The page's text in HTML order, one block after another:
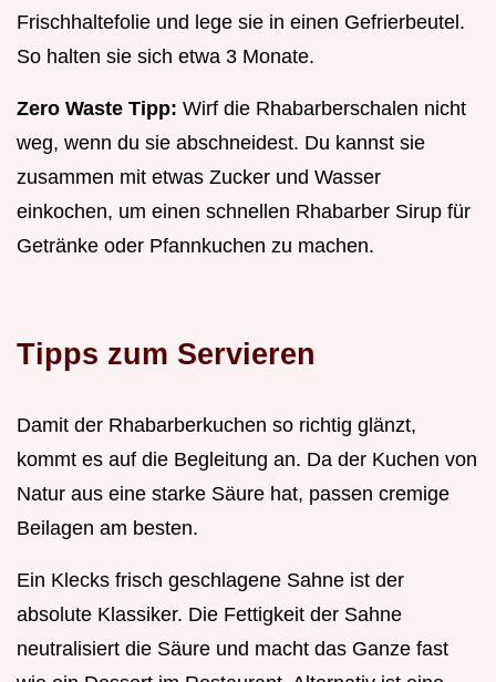
Frischhaltefolie und lege sie in einen Gefrierbeutel.
So halten sie sich etwa 3 Monate.
Zero Waste Tipp: Wirf die Rhabarberschalen nicht
weg, wenn du sie abschneidest. Du kannst sie
zusammen mit etwas Zucker und Wasser
einkochen, um einen schnellen Rhabarber Sirup für
Getränke oder Pfannkuchen zu machen.
Tipps zum Servieren
Damit der Rhabarberkuchen so richtig glänzt,
kommt es auf die Begleitung an. Da der Kuchen von
Natur aus eine starke Säure hat, passen cremige
Beilagen am besten.
Ein Klecks frisch geschlagene Sahne ist der
absolute Klassiker. Die Fettigkeit der Sahne
neutralisiert die Säure und macht das Ganze fast